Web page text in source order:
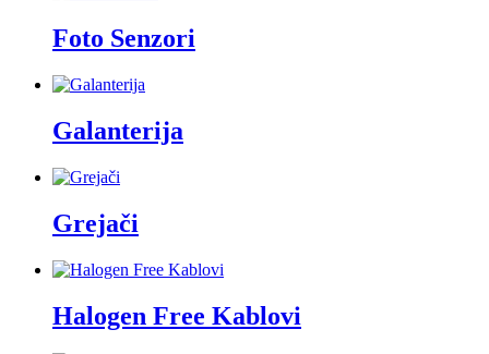
Foto Senzori
Galanterija
Grejači
Halogen Free Kablovi